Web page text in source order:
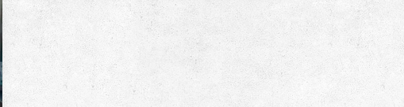
liksom här och nu. Dessutom ser hon rätt så
beslutsam och målinriktad ut.